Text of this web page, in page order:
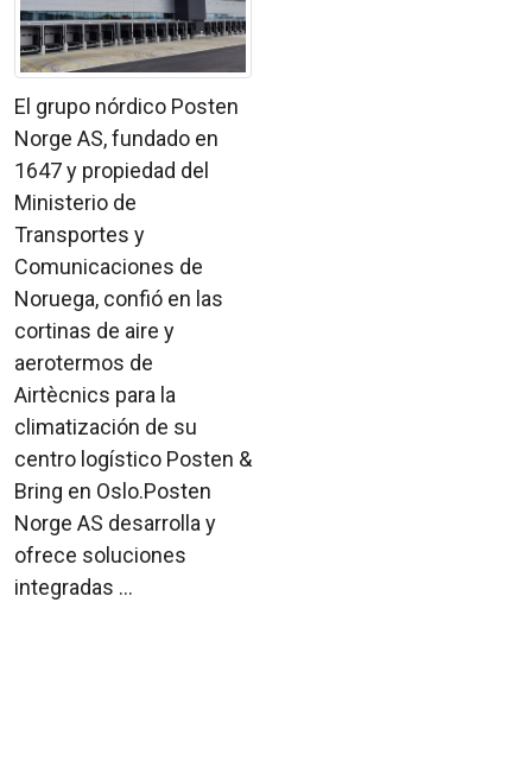
El grupo nórdico Posten
Norge AS, fundado en
1647 y propiedad del
Ministerio de
Transportes y
Comunicaciones de
Noruega, confió en las
cortinas de aire y
aerotermos de
Airtècnics para la
climatización de su
centro logístico Posten &
Bring en Oslo.Posten
Norge AS desarrolla y
ofrece soluciones
integradas ...